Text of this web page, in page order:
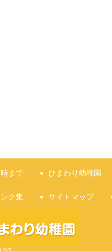
まで ひまわり幼稚園
ンク集 サイトマップ